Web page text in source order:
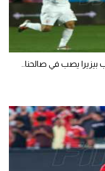
يصب في صالحنا..